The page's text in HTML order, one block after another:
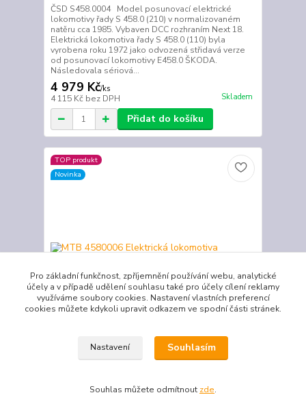
ČSD S458.0004 Model posunovací elektrické
lokomotivy řady S 458.0 (210) v normalizovaném
natěru cca 1985. Vybaven DCC rozhraním Next 18.
Elektrická lokomotiva řady S 458.0 (110) byla
vyrobena roku 1972 jako odvozená střidavá verze
od posunovací lokomotivy E458.0 ŠKODA.
Následovala sériová...
4 979 Kč/ks
4 115 Kč bez DPH Skladem
Přidat do košíku
TOP produkt
Novinka
ČSD E458.006 Model posunovací elektrické
Pro základní funkčnost, zpříjemnění používání webu, analytické
účely a v případě udělení souhlasu také pro účely cílení reklamy
využíváme soubory cookies. Nastavení vlastních preferencí
cookies můžete kdykoli upravit odkazem ve spodní části stránek.
Nastavení Souhlasím
Souhlas můžete odmítnout zde.